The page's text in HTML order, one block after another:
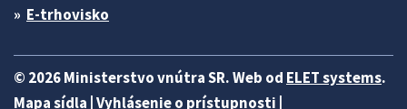
E-trhovisko
© 2026 Ministerstvo vnútra SR. Web od ELET systems.
Mapa sídla Vyhlásenie o prístupnosti